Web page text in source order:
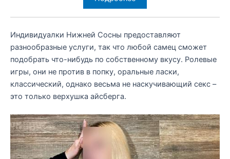
Индивидуалки Нижней Сосны предоставляют
разнообразные услуги, так что любой самец сможет
подобрать что-нибудь по собственному вкусу. Ролевые
игры, они не против в попку, оральные ласки,
классический, однако весьма не наскучивающий секс –
это только верхушка айсберга.